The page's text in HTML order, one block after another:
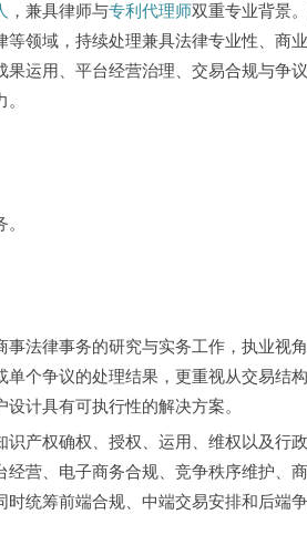
，兼具律师与专利代理师双重专业背景
领域，持续处理兼具法律专业性、商
运用、平台经营治理、交易合规与争
法律事务的研究与实务工作，执业视
个争议的处理结果，更重视从交易结构
计具有可执行性的解决方案。
识产权确权、授权、运用、维权以及行
营、电子商务合规、竞争秩序维护、
统筹前端合规、中端交易安排和后端